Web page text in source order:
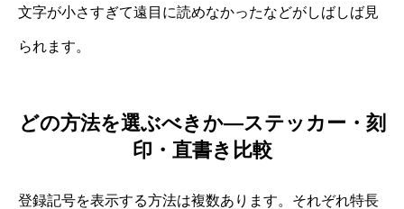
文字が小さすぎて遠目に読めなかったなどがしばしば見
られます。
どの方法を選ぶべきか―ステッカー・刻
印・直書き比較
登録記号を表示する方法は複数あります。それぞれ特長